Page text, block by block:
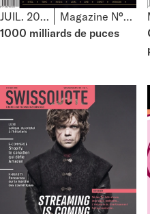
JUIL. 2020
Magazine N°63
1000 milliards de puces